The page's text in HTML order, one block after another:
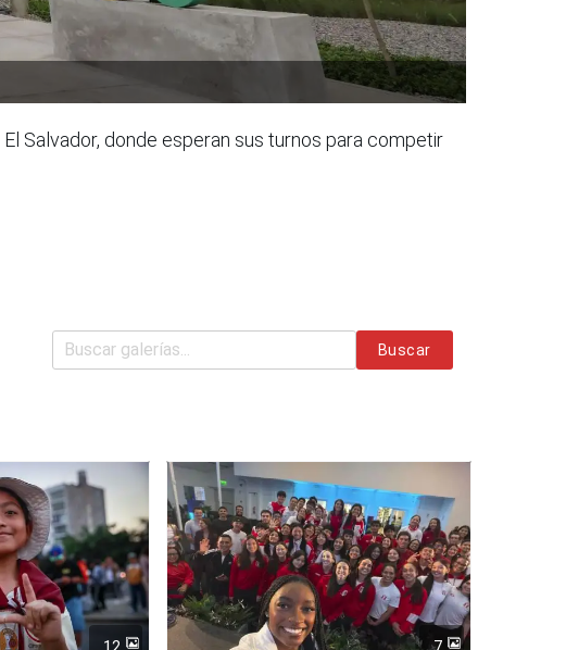
Salvador, donde esperan sus turnos para competir
Buscar